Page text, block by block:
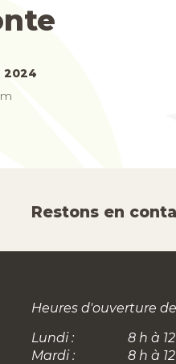
2024
Restons en
Heures d'ouverture
Lundi :
8 h à
Mardi :
8 h à